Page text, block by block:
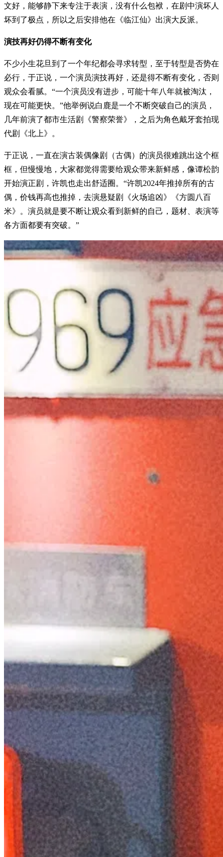
文好，能够静下来专注于表演，没有什么包袱，在剧中演坏人
坏到了极点，所以之后安排他在《临江仙》出演大反派。
演技再好仍得不断有变化
不少小生花旦到了一个年纪都会寻求转型，至于转型是否势在
必行，于正说，一个演员演技再好，还是得不断有变化，否则
观众会看腻。“一个演员没有进步，可能十年八年就被淘汰，
现在可能更快。”他举例说白鹿是一个不断突破自己的演员，
几年前演了都市生活剧《警察荣誉》，之后为角色戴牙套拍现
代剧《北上》。
于正说，一直在演古装偶像剧（古偶）的演员很难跳出这个框
框，但慢慢地，大家都觉得需要给观众带来新鲜感，像谭松韵
开始演正剧，许凯也走出舒适圈。“许凯2024年推掉所有的古
偶，价钱再高也推掉，去演悬疑剧《火场追凶》《方圆八百
米》。演员就是要不断让观众看到新鲜的自己，题材、表演等
各方面都要有突破。”